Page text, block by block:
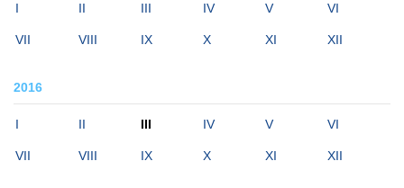
I II III IV V VI
VII VIII IX X XI XII
2016
I II III IV V VI
VII VIII IX X XI XII